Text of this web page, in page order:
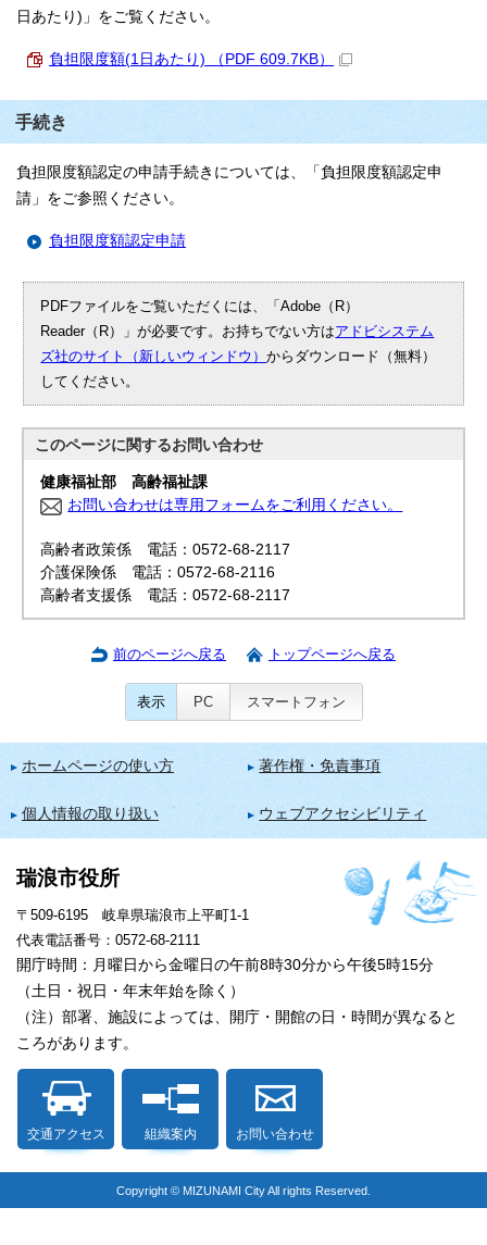
日あたり)」をご覧ください。
負担限度額(1日あたり) （PDF 609.7KB）
手続き
負担限度額認定の申請手続きについては、「負担限度額認定申
請」をご参照ください。
負担限度額認定申請
PDFファイルをご覧いただくには、「Adobe（R）
Reader（R）」が必要です。お持ちでない方はアドビシステム
ズ社のサイト（新しいウィンドウ）からダウンロード（無料）
してください。
このページに関するお問い合わせ
健康福祉部 高齢福祉課
お問い合わせは専用フォームをご利用ください。
高齢者政策係 電話：0572-68-2117
介護保険係 電話：0572-68-2116
高齢者支援係 電話：0572-68-2117
前のページへ戻る トップページへ戻る
表示 PC スマートフォン
ホームページの使い方 著作権・免責事項
個人情報の取り扱い ウェブアクセシビリティ
瑞浪市役所
〒509-6195 岐阜県瑞浪市上平町1-1
代表電話番号：0572-68-2111
開庁時間：月曜日から金曜日の午前8時30分から午後5時15分
（土日・祝日・年末年始を除く）
（注）部署、施設によっては、開庁・開館の日・時間が異なると
ころがあります。
交通アクセス 組織案内 お問い合わせ
Copyright © MIZUNAMI City All rights Reserved.